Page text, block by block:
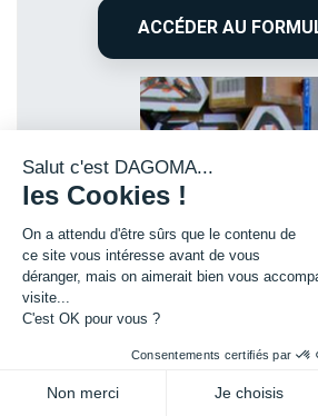
ACCÉDER AU
Salut c'est DAGOMA...
les Cookies !
On a attendu d'être sûrs que le contenu de
ce site vous intéresse avant de vous
déranger, mais on aimerait bien vous
visite...
C'est OK pour vous ?
Consentements certifiés par
Non merci Je choisis